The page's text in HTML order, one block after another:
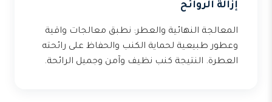
إزالة الروائح
المعالجة النهائية والعطر: نطبق معالجات واقية
وعطور طبيعية لحماية الكنب والحفاظ على رائحته
العطرة. النتيجة كنب نظيف وآمن وجميل الرائحة.